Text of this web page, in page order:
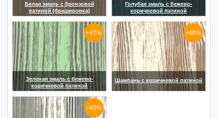
Белая эмаль с бронзовой
патиной (брашировка)
(увеличить)
Голубая эмаль с бежево-
коричневой патиной
(увеличить)
Зеленая эмаль с бежево-
коричневой патиной
(увеличить)
+47%
Шампань с коричневой патиной
+40%
+40%